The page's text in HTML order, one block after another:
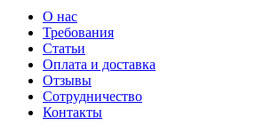
О нас
Требования
Статьи
Оплата и доставка
Отзывы
Сотрудничество
Контакты